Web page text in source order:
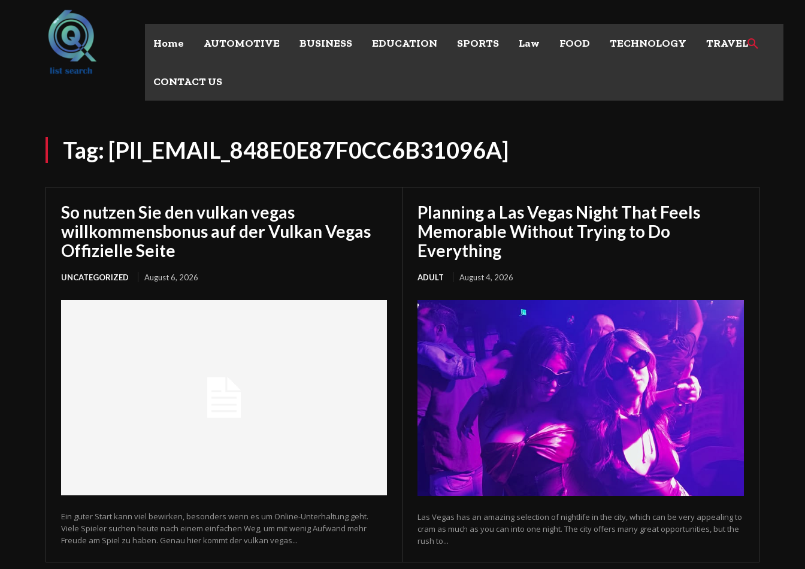
Home AUTOMOTIVE BUSINESS EDUCATION SPORTS Law FOOD TECHNOLOGY TRAVEL
CONTACT US
Tag: [PII_EMAIL_848E0E87F0CC6B31096A]
So nutzen Sie den vulkan vegas
willkommensbonus auf der Vulkan Vegas
Offizielle Seite
UNCATEGORIZED August 6, 2026
Ein guter Start kann viel bewirken, besonders wenn es um Online-Unterhaltung geht.
Viele Spieler suchen heute nach einem einfachen Weg, um mit wenig Aufwand mehr
Freude am Spiel zu haben. Genau hier kommt der vulkan vegas...
Planning a Las Vegas Night That Feels
Memorable Without Trying to Do
Everything
ADULT August 4, 2026
Las Vegas has an amazing selection of nightlife in the city, which can be very appealing to
cram as much as you can into one night. The city offers many great opportunities, but the
rush to...